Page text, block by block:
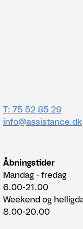
T: 75 52 85 29
info@assistance.dk
Åbningstider
Mandag - fredag
6.00-21.00
Weekend og
8.00-20.00